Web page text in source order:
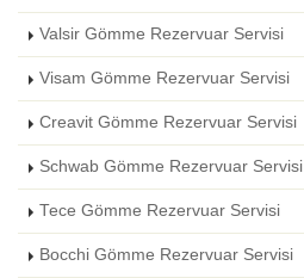
Valsir Gömme Rezervuar Servisi
Visam Gömme Rezervuar Servisi
Creavit Gömme Rezervuar Servisi
Schwab Gömme Rezervuar Servisi
Tece Gömme Rezervuar Servisi
Bocchi Gömme Rezervuar Servisi